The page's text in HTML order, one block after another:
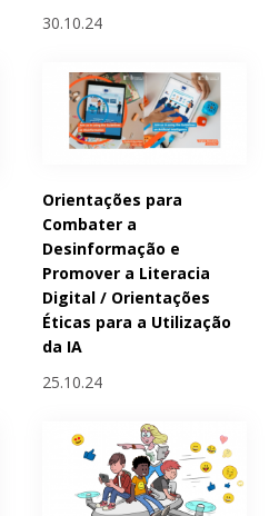
30.10.24
Orientações para
Combater a
Desinformação e
Promover a Literacia
Digital / Orientações
Éticas para a Utilização
da IA
25.10.24